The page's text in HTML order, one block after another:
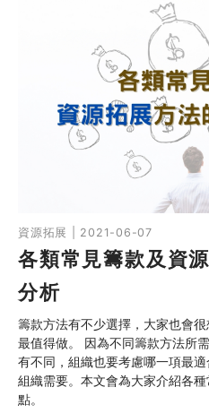
資源拓展 | 2021-06-07
各類常見籌款及資
分析
籌款方法有不少選擇，大家也會
最值得做。 因為不同籌款方法所
有不同，組織也要考慮哪一項最
組織需要。本文會為大家介紹各
點。